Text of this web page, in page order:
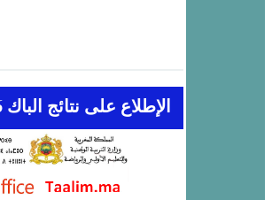
الإطلاع على نتائج الباك 2026